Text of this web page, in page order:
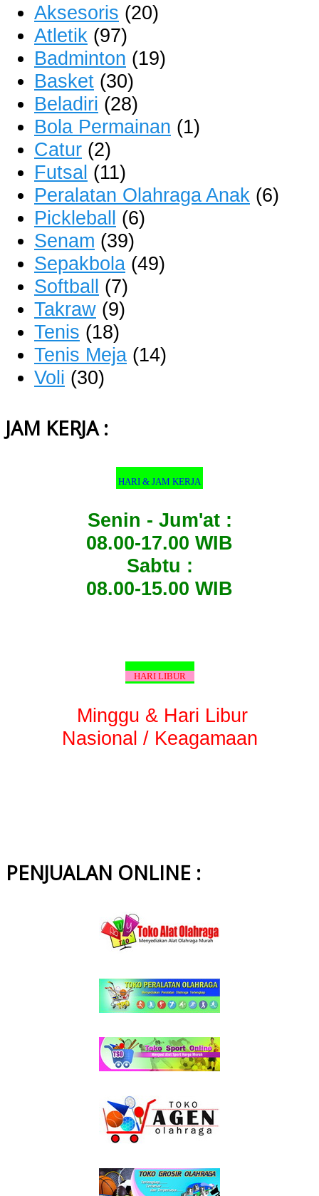
Aksesoris (20)
Atletik (97)
Badminton (19)
Basket (30)
Beladiri (28)
Bola Permainan (1)
Catur (2)
Futsal (11)
Peralatan Olahraga Anak (6)
Pickleball (6)
Senam (39)
Sepakbola (49)
Softball (7)
Takraw (9)
Tenis (18)
Tenis Meja (14)
Voli (30)
JAM KERJA :
HARI & JAM KERJA
Senin - Jum'at :
08.00-17.00 WIB
Sabtu :
08.00-15.00 WIB
HARI LIBUR
Minggu & Hari Libur
Nasional / Keagamaan
PENJUALAN ONLINE :